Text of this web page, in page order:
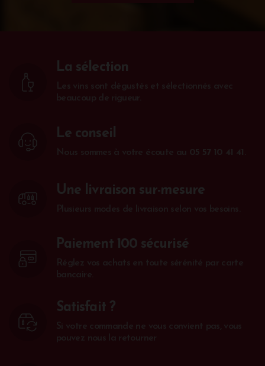
La sélection
Le conseil
Une livraison sur-mesure
Paiement 100 sécurisé
Satisfait ?